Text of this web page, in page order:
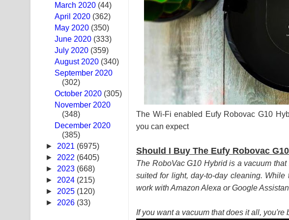
Awanken Song Lyrics - අවංකෙන් ගීතයේ පද පෙළ
Pa Sina Song Lyrics - පෑ සිනා ගීතයේ පද පෙළ
Pemwanthiye Song Lyrics - පෙම්වන්තියේ ගීතයේ පද පෙළ
Manobhawa Song Lyrics - මනෝභව ගීතයේ පද පෙළ
Akahe Indala Song Lyrics - ආකාහේ ඉඳලා ගීතයේ පද පෙළ
Raawaya Song Lyrics - රාවය ගීතයේ පද පෙළ
Saddeta Denna Song Lyrics - සද්දෙට දෙන්න ගීතයේ පද පෙළ
Kaalaya Song Lyrics - කාලය ගීතයේ පද පෙළ
Aramuna Song Lyrics - අරමුණ ගීතයේ පද පෙළ
Sandata Duka Hithila Song Lyrics - සඳට දුක හිතිලා ගීතයේ පද පෙළ
March 2020 (44)
April 2020 (362)
May 2020 (350)
June 2020 (333)
July 2020 (359)
August 2020 (340)
September 2020
(302)
October 2020 (305)
November 2020
(348)
December 2020
(385)
► 2021 (6975)
► 2022 (6405)
► 2023 (668)
► 2024 (215)
► 2025 (120)
► 2026 (33)
The Wi-Fi enabled Eufy Robovac G10
you can expect
Should I Buy The Eufy Robovac
The RoboVac G10 Hybrid is a vacuum
suited for light, day-to-day cleaning.
work with Amazon Alexa or Google
If you want a vacuum that does it all, you're